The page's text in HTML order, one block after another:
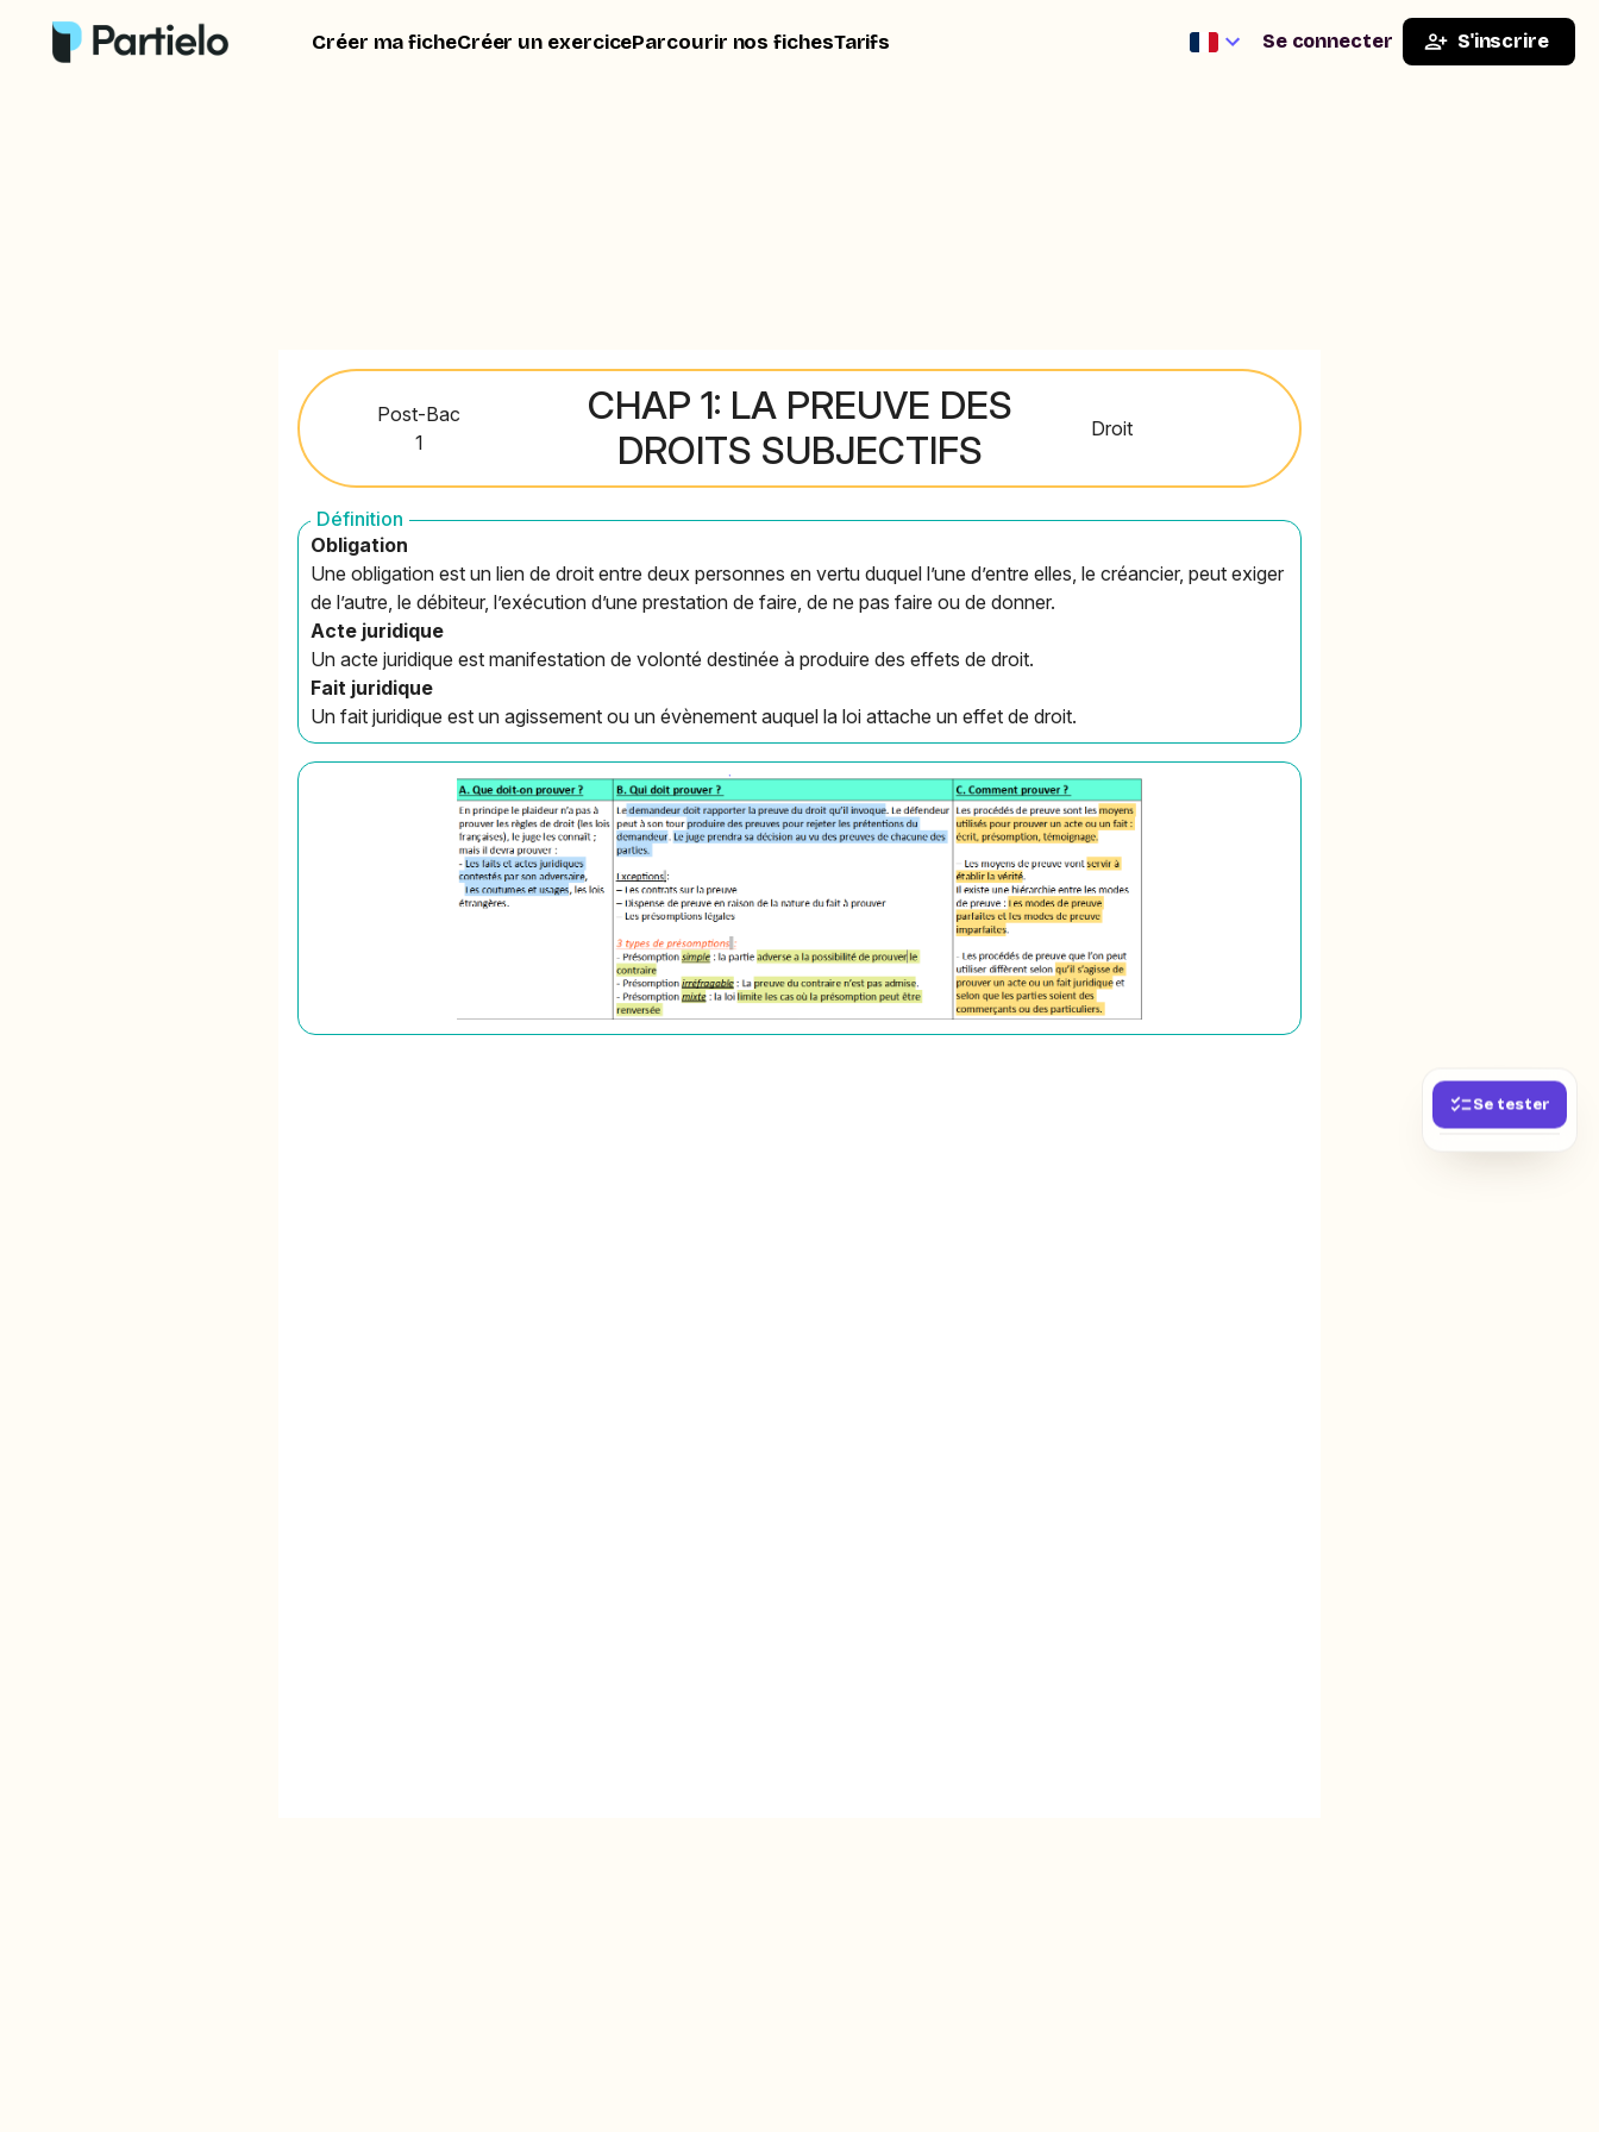
Créer ma ficheCréer un exerciceParcourir nos fichesTarifs Se connecter S'inscrire
Se tester
Post-Bac
1
CHAP 1: LA PREUVE DES
DROITS SUBJECTIFS
Droit
Définition
Obligation
Une obligation est un lien de droit entre deux personnes en vertu duquel l’une d’entre elles, le créancier, peut exiger
de l’autre, le débiteur, l’exécution d’une prestation de faire, de ne pas faire ou de donner.
Acte juridique
Un acte juridique est manifestation de volonté destinée à produire des effets de droit.
Fait juridique
Un fait juridique est un agissement ou un évènement auquel la loi attache un effet de droit.